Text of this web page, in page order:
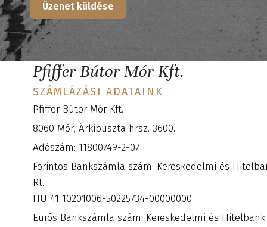
Üzenet küldése
Pfiffer Bútor Mór Kft.
SZÁMLÁZÁSI ADATAINK
Pfiffer Bútor Mór Kft.
8060 Mór, Árkipuszta hrsz. 3600.
Adószám: 11800749-2-07
Forintos Bankszámla szám: Kereskedelmi és
Rt.
HU 41 10201006-50225734-00000000
Eurós Bankszámla szám: Kereskedelmi és Hitelbank